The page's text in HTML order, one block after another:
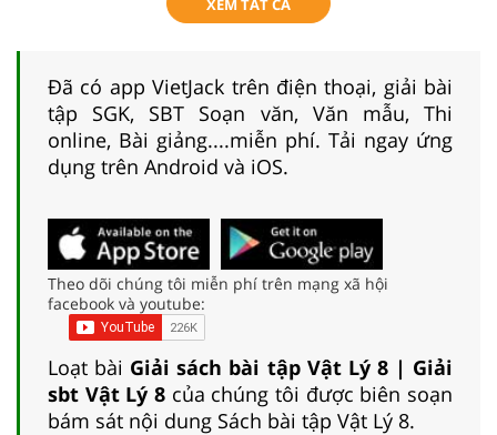
XEM TẤT CẢ
Đã có app VietJack trên điện thoại, giải bài
tập SGK, SBT Soạn văn, Văn mẫu, Thi
online, Bài giảng....miễn phí. Tải ngay ứng
dụng trên Android và iOS.
Theo dõi chúng tôi miễn phí trên mạng xã hội
facebook và youtube:
Loạt bài Giải sách bài tập Vật Lý 8 | Giải
sbt Vật Lý 8 của chúng tôi được biên soạn
bám sát nội dung Sách bài tập Vật Lý 8.